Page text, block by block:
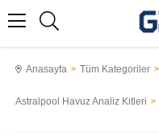
Anasayfa Tüm Kategoriler
Astralpool Havuz Analiz Kitleri